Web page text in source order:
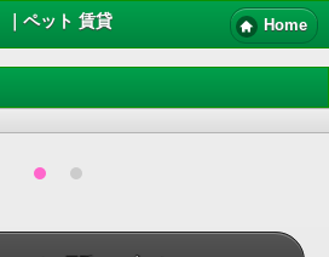
｜ペット 賃貸 Home